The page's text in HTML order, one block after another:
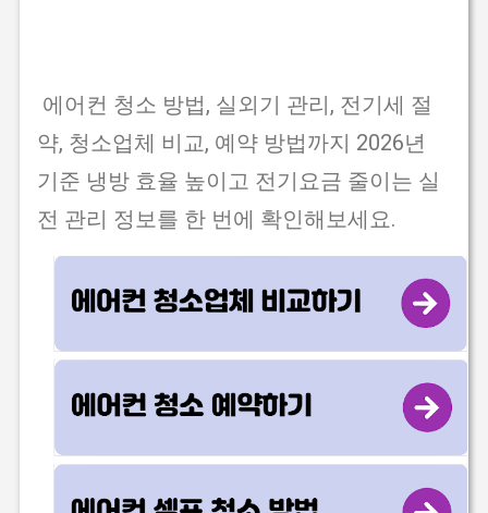
에어컨 청소 방법, 실외기 관리, 전기세 절
약, 청소업체 비교, 예약 방법까지 2026년
기준 냉방 효율 높이고 전기요금 줄이는 실
전 관리 정보를 한 번에 확인해보세요.